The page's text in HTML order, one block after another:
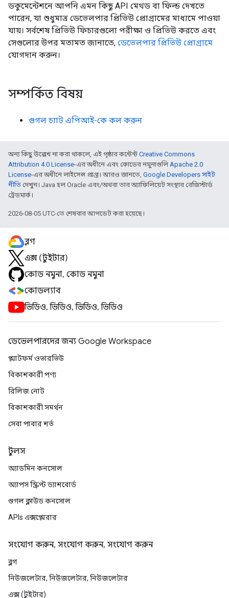
ডকুমেন্টেশনে আপনি এমন কিছু API মেথড বা ফিল্ড দেখতে
পারেন, যা শুধুমাত্র ডেভেলপার প্রিভিউ প্রোগ্রামের মাধ্যমে পাওয়া
যায়। সর্বশেষ প্রিভিউ ফিচারগুলো পরীক্ষা ও প্রিভিউ করতে এবং
সেগুলোর উপর মতামত জানাতে, ডেভেলপার প্রিভিউ প্রোগ্রামে
যোগদান করুন।
সম্পর্কিত বিষয়
গুগল চ্যাট এপিআই-কে কল করুন
অন্য কিছু উল্লেখ না করা থাকলে, এই পৃষ্ঠার কন্টেন্ট Creative Commons
Attribution 4.0 License-এর অধীনে এবং কোডের নমুনাগুলিApache 2.0
License-এর অধীনে লাইসেন্স প্রাপ্ত। আরও জানতে, Google Developers সাইট
নীতি দেখুন। Java হল Oracle এবং/অথবা তার অ্যাফিলিয়েট সংস্থার রেজিস্টার্ড
ট্রেডমার্ক।
2026-08-05 UTC-তে শেষবার আপডেট করা হয়েছে।
ব্লগ
এক্স (টুইটার)
কোড নমুনা, কোড নমুনা
কোডল্যাব
ভিডিও, ভিডিও, ভিডিও, ভিডিও
ডেভেলপারদের জন্য Google Workspace
প্ল্যাটফর্ম ওভারভিউ
বিকাশকারী পণ্য
রিলিজ নোট
বিকাশকারী সমর্থন
সেবা পাবার শর্ত
টুলস
অ্যাডমিন কনসোল
অ্যাপস স্ক্রিপ্ট ড্যাশবোর্ড
গুগল ক্লাউড কনসোল
APIs এক্সপ্লোরার
সংযোগ করুন, সংযোগ করুন, সংযোগ করুন
ব্লগ
নিউজলেটার, নিউজলেটার, নিউজলেটার
এক্স (টুইটার)